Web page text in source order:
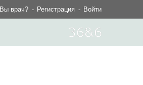
Вы врач? Регистрация Войти